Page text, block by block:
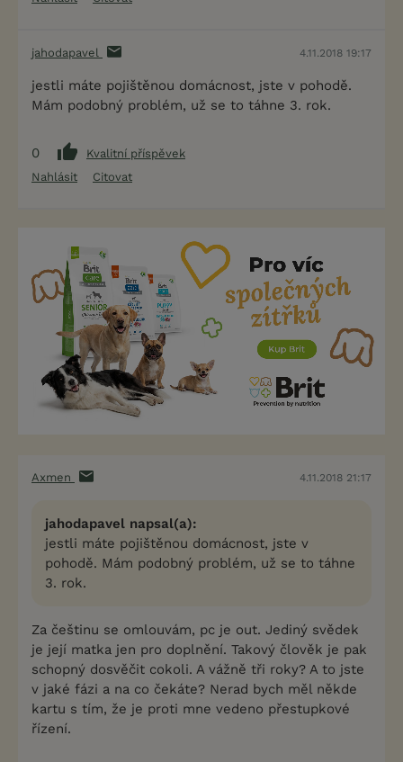
jahodapavel 4.11.2018 19:17
jestli máte pojištěnou domácnost, jste v pohodě.
Mám podobný problém, už se to táhne 3. rok.
0
Kvalitní příspěvek
Nahlásit
Citovat
Axmen 4.11.2018 21:17
jahodapavel napsal(a):
jestli máte pojištěnou domácnost, jste v
pohodě. Mám podobný problém, už se to táhne
3. rok.
Za češtinu se omlouvám, pc je out. Jediný svědek
je její matka jen pro doplnění. Takový člověk je pak
schopný dosvěčit cokoli. A vážně tři roky? A to jste
v jaké fázi a na co čekáte? Nerad bych měl někde
kartu s tím, že je proti mne vedeno přestupkové
řízení.